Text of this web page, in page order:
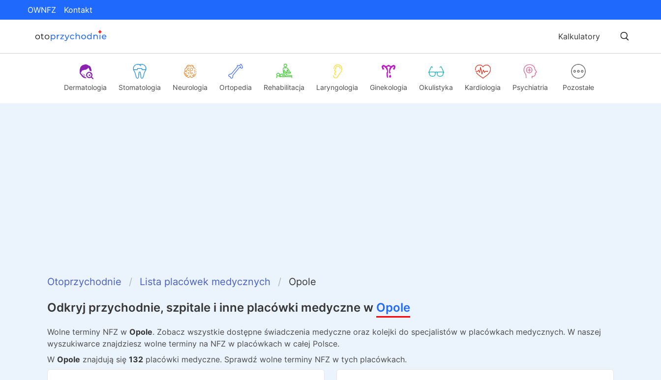
OWNFZ Kontakt
Kalkulatory
Dermatologia Stomatologia Neurologia Ortopedia Rehabilitacja Laryngologia Ginekologia Okulistyka Kardiologia Psychiatria Pozostałe
Otoprzychodnie Lista placówek medycznych Opole
Odkryj przychodnie, szpitale i inne placówki medyczne w Opole
Wolne terminy NFZ w Opole. Zobacz wszystkie dostępne świadczenia medyczne oraz kolejki do specjalistów w placówkach medycznych. W naszej
wyszukiwarce znajdziesz wolne terminy na NFZ w placówkach w całej Polsce.
W Opole znajdują się 132 placówki medyczne. Sprawdź wolne terminy NFZ w tych placówkach.